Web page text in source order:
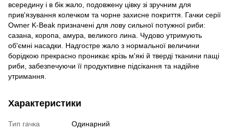
всередину і в бік жало, подовжену цівку зі зручним для
прив'язування колечком та чорне захисне покриття. Гачки серії
Owner K-Beak призначені для лову сильної потужної риби:
сазана, коропа, амура, великого лина. Чудово утримують
об'ємні насадки. Надгостре жало з нормальної величини
борідкою прекрасно проникає крізь м'які й тверді тканини пащі
риби, забезпечуючи її продуктивне підсікання та надійне
утримання.
Характеристики
Тип гачка
Одинарний